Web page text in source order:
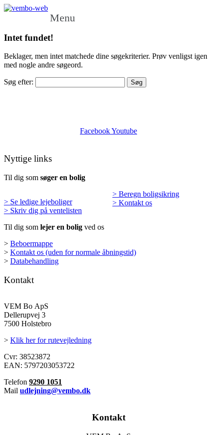
Menu
Intet fundet!
Beklager, men intet matchede dine søgekriterier. Prøv venligst igen
med nogle andre søgeord.
Søg efter:
FacebookYoutube
Nyttige links
Til dig som søger en bolig
> Se ledige lejeboliger
> Skriv dig på ventelisten
> Beregn boligsikring
> Kontakt os
Til dig som lejer en bolig ved os
> Beboermappe
> Kontakt os (uden for normale åbningstid)
> Databehandling
Kontakt
VEM Bo ApS
Dellerupvej 3
7500 Holstebro
> Klik her for rutevejledning
Cvr: 38523872
EAN: 5797203053722
Telefon 9290 1051
Mail udlejning@vembo.dk
Kontakt